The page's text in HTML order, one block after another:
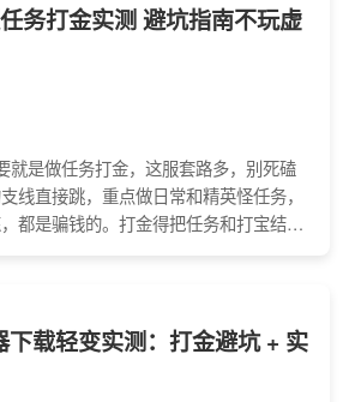
务打金实测 避坑指南不玩虚
就是做任务打金，这服套路多，别死磕
线直接跳，重点做日常和精英怪任务，
都是骗钱的。打金得把任务和打宝结
载轻变实测：打金避坑 + 实